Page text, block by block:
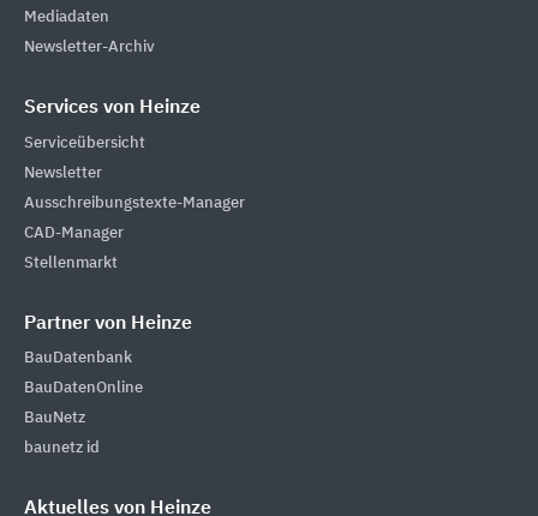
Mediadaten
Newsletter-Archiv
Services von Heinze
Serviceübersicht
Newsletter
Ausschreibungstexte-Manager
CAD-Manager
Stellenmarkt
Partner von Heinze
BauDatenbank
BauDatenOnline
BauNetz
baunetz id
Aktuelles von Heinze